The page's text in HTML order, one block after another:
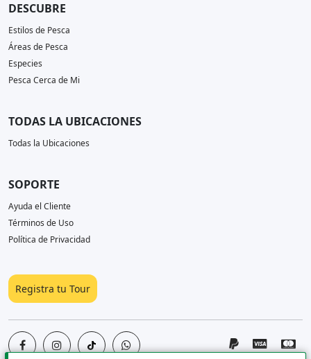
DESCUBRE
Estilos de Pesca
Áreas de Pesca
Especies
Pesca Cerca de Mi
TODAS LA UBICACIONES
Todas la Ubicaciones
SOPORTE
Ayuda el Cliente
Términos de Uso
Política de Privacidad
Registra tu Tour